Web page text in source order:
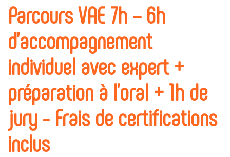
Parcours VAE 7h – 6h
d'accompagnement
individuel avec expert +
préparation à l'oral + 1h de
jury - Frais de certifications
inclus